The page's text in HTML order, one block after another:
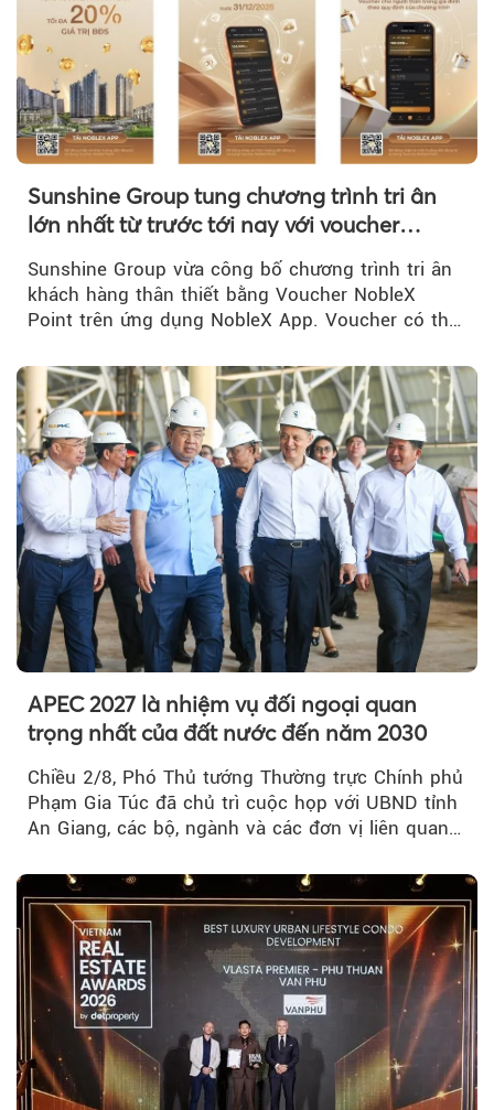
Sunshine Group tung chương trình tri ân
lớn nhất từ trước tới nay với voucher
NobleX Point cho khách hàng thân thiết
Sunshine Group vừa công bố chương trình tri ân
khách hàng thân thiết bằng Voucher NobleX
Point trên ứng dụng NobleX App. Voucher có thể
APEC 2027 là nhiệm vụ đối ngoại quan
trọng nhất của đất nước đến năm 2030
Chiều 2/8, Phó Thủ tướng Thường trực Chính phủ
Phạm Gia Túc đã chủ trì cuộc họp với UBND tỉnh
An Giang, các bộ, ngành và các đơn vị liên quan